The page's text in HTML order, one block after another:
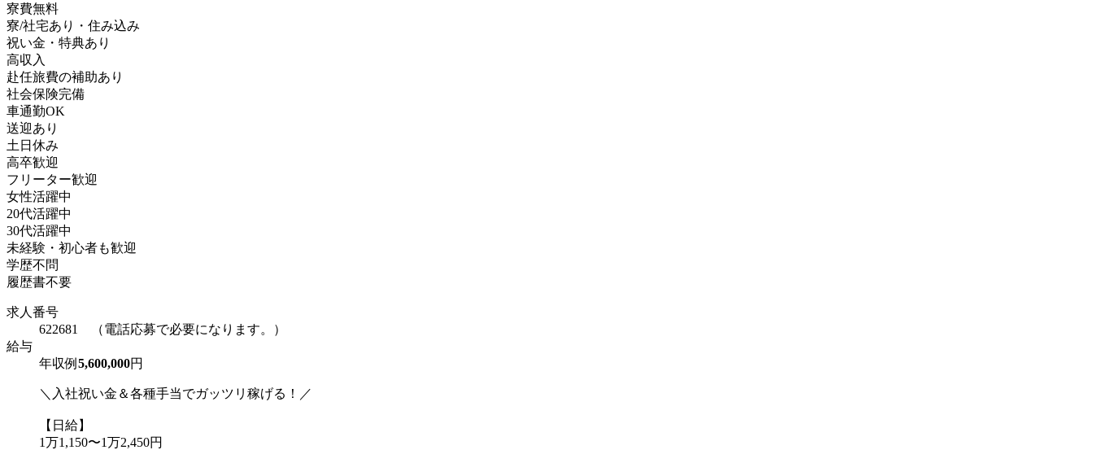
寮費無料
寮/社宅あり・住み込み
祝い金・特典あり
高収入
赴任旅費の補助あり
社会保険完備
車通勤OK
送迎あり
土日休み
高卒歓迎
フリーター歓迎
女性活躍中
20代活躍中
30代活躍中
未経験・初心者も歓迎
学歴不問
履歴書不要
求人番号
622681 （電話応募で必要になります。）
給与
年収例 5,600,000円
＼入社祝い金＆各種手当でガッツリ稼げる！／
【日給】
1万1,150〜1万2,450円